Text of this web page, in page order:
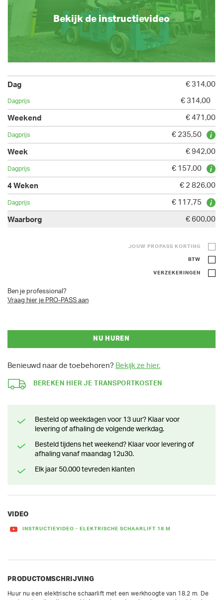
Bekijk de instructievideo
€ 314,00
€ 314,00
€ 471,00
€ 235,50
€ 942,00
€ 157,00
€ 2 826,00
€ 117,75
€ 600,00
JOUW PROPASS KORTING
BTW
VERZEKERINGEN
Ben je professional?
Vraag hier je PRO-PASS aan
NU HUREN
Benieuwd naar de toebehoren? Bekijk ze hier.
BEREKEN HIER JE TRANSPORTKOSTEN
Besteld op weekdagen voor 13 uur? Klaar voor
levering of afhaling de volgende werkdag.
Besteld tijdens het weekend? Klaar voor levering of
afhaling vanaf maandag 12u30.
Elk jaar 50.000 tevreden klanten
VIDEO
INSTRUCTIEVIDEO - ELEKTRISCHE SCHAARLIFT 18 M
PRODUCTOMSCHRIJVING
Huur nu een elektrische schaarlift met een werkhoogte van 18.2 m. De